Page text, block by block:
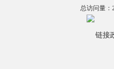
总访问量：